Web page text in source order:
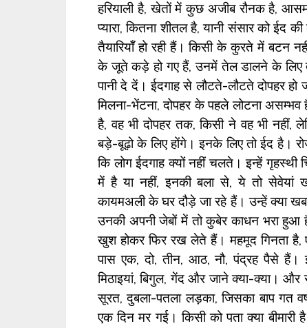
हरियाली है, खेतों में कुछ अजीब रौनक है,
प्यारा, कितना शीतल है, यानी संसार को ईद
तैयारियॉँ हो रही हैं। किसी के कुरते में बटन
के जूते कड़े हो गए हैं, उनमें तेल डालने के लिए
पानी दे दें। ईदगाह से लौटते-लौटते दोपहर
मिलना-भेंटना, दोपहर के पहले लोटना
है, वह भी दोपहर तक, किसी ने वह भी
बड़े-बूढ़ो के लिए होंगे। इनके लिए तो ईद है।
कि लोग ईदगाह क्यों नहीं चलते। इन्हें
में है या नहीं, इनकी बला से, ये तो सेवेयां
कायमअली के घर दौड़े जा रहे हैं। उन्हें क्या
उनकी अपनी जेबों में तो कुबेर काधन भरा हुआ
खुश होकर फिर रख लेते हैं। महमूद गिनता है,
पास एक, दो, तीन, आठ, नौ, पंद्रह पैसे हैं।
मिठाइयां, बिगुल, गेंद और जाने क्या-क्या। और
सूरत, दुबला-पतला लड़का, जिसका बाप गत
एक दिन मर गई। किसी को पता क्या